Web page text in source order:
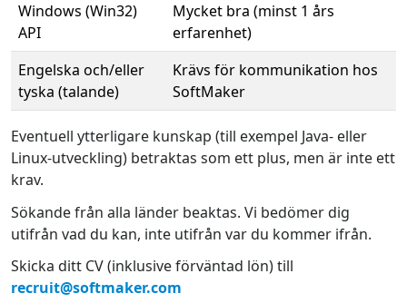
Windows (Win32)
API
Mycket bra (minst 1 års
erfarenhet)
Engelska och/eller
tyska (talande)
Krävs för kommunikation hos
SoftMaker
Eventuell ytterligare kunskap (till exempel Java- eller
Linux-utveckling) betraktas som ett plus, men är inte ett
krav.
Sökande från alla länder beaktas. Vi bedömer dig
utifrån vad du kan, inte utifrån var du kommer ifrån.
Skicka ditt CV (inklusive förväntad lön) till
recruit@softmaker.com